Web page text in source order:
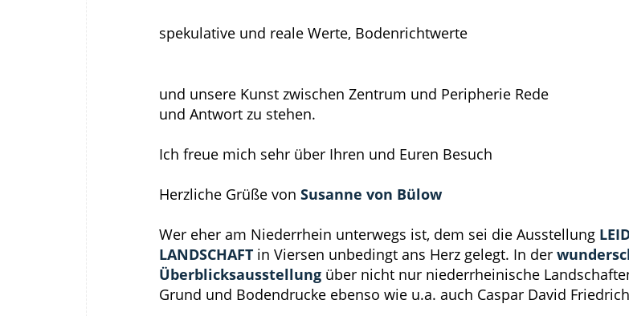
spekulative und reale Werte, Bodenrichtwerte
und unsere Kunst zwischen Zentrum und Peripherie Rede
und Antwort zu stehen.
Ich freue mich sehr über Ihren und Euren Besuch
Herzliche Grüße von Susanne von Bülow
Wer eher am Niederrhein unterwegs ist, dem sei die Ausstellung
LANDSCHAFT in Viersen unbedingt ans Herz gelegt. In der
Überblicksausstellung über nicht nur niederrheinische
Grund und Bodendrucke ebenso wie u.a. auch Caspar David